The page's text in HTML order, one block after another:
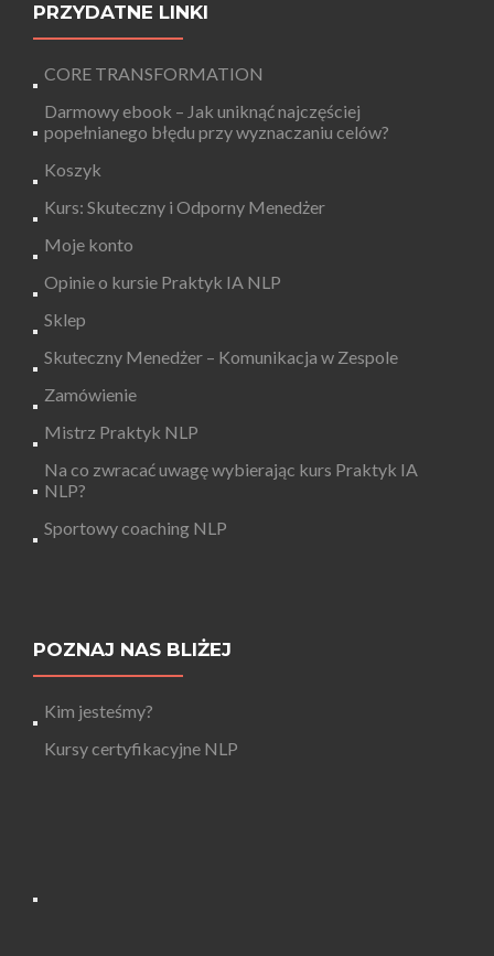
PRZYDATNE LINKI
CORE TRANSFORMATION
Darmowy ebook – Jak uniknąć najczęściej
popełnianego błędu przy wyznaczaniu celów?
Koszyk
Kurs: Skuteczny i Odporny Menedżer
Moje konto
Opinie o kursie Praktyk IA NLP
Sklep
Skuteczny Menedżer – Komunikacja w Zespole
Zamówienie
Mistrz Praktyk NLP
Na co zwracać uwagę wybierając kurs Praktyk IA
NLP?
Sportowy coaching NLP
POZNAJ NAS BLIŻEJ
Kim jesteśmy?
Kursy certyfikacyjne NLP